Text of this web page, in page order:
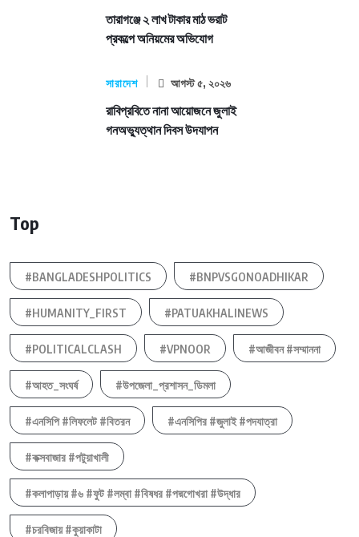
তারাগঞ্জে ২ লাখ টাকার মাঠ ভরাট
প্রকল্পে অনিয়মের অভিযোগ
সারাদেশ আগস্ট ৫, ২০২৬
রাবিপ্রবিতে নানা আয়োজনে জুলাই
গনঅভ্যুত্থান দিবস উদযাপন
Top
#BANGLADESHPOLITICS #BNPVSGONOADHIKAR
#HUMANITY_FIRST #PATUAKHALINEWS
#POLITICALCLASH #VPNOOR #আজীবন #সম্মাননা
#আহত_সংঘর্ষ #উপজেলা_প্রশাসন_ডিমলা
#এনসিপি #লিফলেট #বিতরন #এনসিপির #জুলাই #পদযাত্রা
#কক্সবাজার #পটুয়াখালী
#কলাপাড়ায় #৬ #ফুট #লম্বা #বিষধর #পদ্মগোখরা #উদ্ধার
#চরবিজায় #কুয়াকাটা